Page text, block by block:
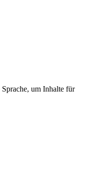
um Inhalte für